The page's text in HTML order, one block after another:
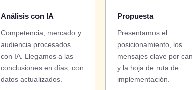
Análisis con IA
Competencia, mercado y
audiencia procesados
con IA. Llegamos a las
conclusiones en días, con
datos actualizados.
Propuesta
Presentamos el
posicionamiento, los
mensajes clave por
y la hoja de ruta de
implementación.